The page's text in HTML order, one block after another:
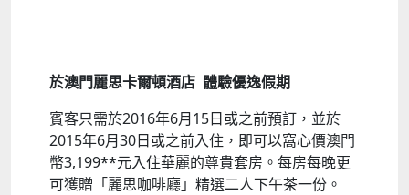
於澳門麗思卡爾頓酒店 體驗優逸假期
賓客只需於2016年6月15日或之前預訂，並於
2015年6月30日或之前入住，即可以窩心價澳門
幣3,199**元入住華麗的尊貴套房。每房每晚更
可獲贈「麗思咖啡廳」精選二人下午茶一份。